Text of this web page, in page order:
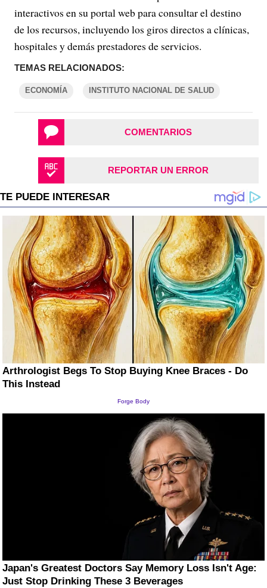
interactivos en su portal web para consultar el destino
de los recursos, incluyendo los giros directos a clínicas,
hospitales y demás prestadores de servicios.
TEMAS RELACIONADOS:
ECONOMÍA INSTITUTO NACIONAL DE SALUD
COMENTARIOS
REPORTAR UN ERROR